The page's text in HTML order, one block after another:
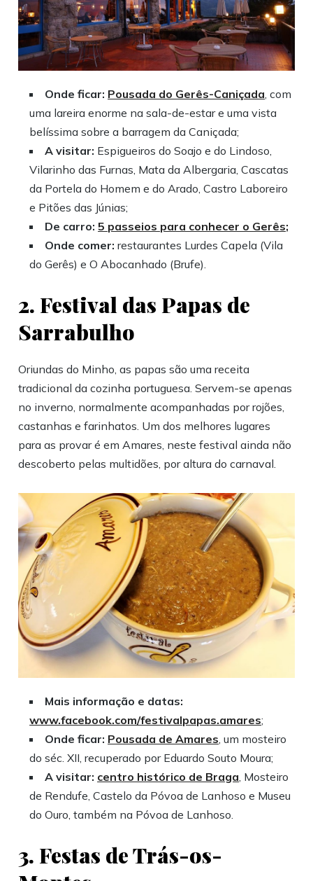
Onde ficar: Pousada do Gerês-Caniçada , com
uma lareira enorme na sala-de-estar e uma vista
belíssima sobre a barragem da Caniçada;
A visitar: Espigueiros do Soajo e do Lindoso,
Vilarinho das Furnas, Mata da Albergaria, Cascatas
da Portela do Homem e do Arado, Castro Laboreiro
e Pitões das Júnias;
De carro: 5 passeios para conhecer o Gerês;
Onde comer: restaurantes Lurdes Capela (Vila
do Gerês) e O Abocanhado (Brufe).
2. Festival das Papas de
Sarrabulho
Oriundas do Minho, as papas são uma receita
tradicional da cozinha portuguesa. Servem-se apenas
no inverno, normalmente acompanhadas por rojões,
castanhas e farinhatos. Um dos melhores lugares
para as provar é em Amares, neste festival ainda não
descoberto pelas multidões, por altura do carnaval.
Mais informação e datas:
www.facebook.com/festivalpapas.amares;
Onde ficar: Pousada de Amares , um mosteiro
do séc. XII, recuperado por Eduardo Souto Moura;
A visitar: centro histórico de Braga , Mosteiro
de Rendufe, Castelo da Póvoa de Lanhoso e Museu
do Ouro, também na Póvoa de Lanhoso.
3. Festas de Trás-os-